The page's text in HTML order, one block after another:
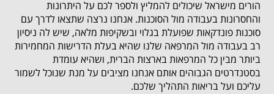
הורים מישראל שיכולים להמליץ ולספר לכם על היתרונות
והחסרונות בעבודה מול הסוכנות. אנחנו נרצה שתצאו לדרך עם
סוכנות פונדקאות שפועלת בגלוי ובשקיפות מלאה, שיש לה ניסיון
רב בעבודה מול המרפאה שלנו שהיא בעלת הדרישות המחמירות
ביותר מבין כל המרפאות בארצות הברית, ושהיא עומדת
בסטנדרטים הגבוהים אותם אנחנו מציבים על מנת שנוכל לשמור
עליכם ועל בריאות התהליך שלכם.